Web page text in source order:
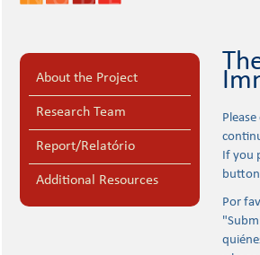
About the Project
Research Team
Report/Relatório
Additional Resources
If you
Por